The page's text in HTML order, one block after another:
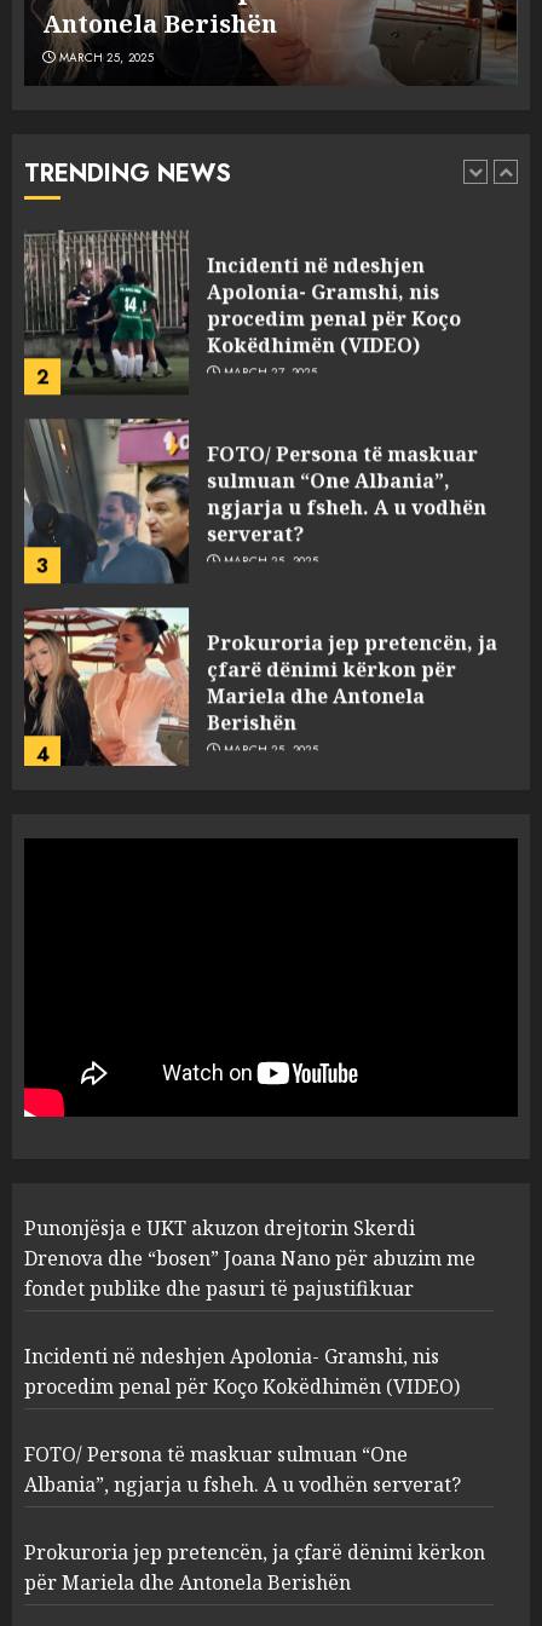
plagosën!
MARCH 25, 2025
TRENDING NEWS
MARCH 25, 2025
1
Punonjësja e UKT akuzon
pasuri të pajustifikuar
2
Incidenti në ndeshjen
Apolonia- Gramshi, nis
procedim penal për Koço
Kokëdhimën (VIDEO)
MARCH 27, 2025
3
FOTO/ Persona të maskuar
sulmuan “One Albania”,
ngjarja u fsheh. A u vodhën
serverat?
MARCH 25, 2025
4
Prokuroria jep pretencën, ja
çfarë dënimi kërkon për
Mariela dhe Antonela
Berishën
MARCH 25, 2025
1
“bosen” Joana Nano për
abuzim me fondet publike dhe
pasuri të pajustifikuar
2
Apolonia- Gramshi, nis
procedim penal për Koço
Kokëdhimën (VIDEO)
MARCH 27, 2025
3
FOTO/ Persona të maskuar
sulmuan “One Albania”,
ngjarja u fsheh. A u vodhën
serverat?
MARCH 25, 2025
Prokuroria jep pretencën, ja
çfarë dënimi kërkon për
Punonjësja e UKT akuzon drejtorin Skerdi
Drenova dhe “bosen” Joana Nano për abuzim me
fondet publike dhe pasuri të pajustifikuar
Incidenti në ndeshjen Apolonia- Gramshi, nis
procedim penal për Koço Kokëdhimën (VIDEO)
FOTO/ Persona të maskuar sulmuan “One
Albania”, ngjarja u fsheh. A u vodhën serverat?
Prokuroria jep pretencën, ja çfarë dënimi kërkon
për Mariela dhe Antonela Berishën